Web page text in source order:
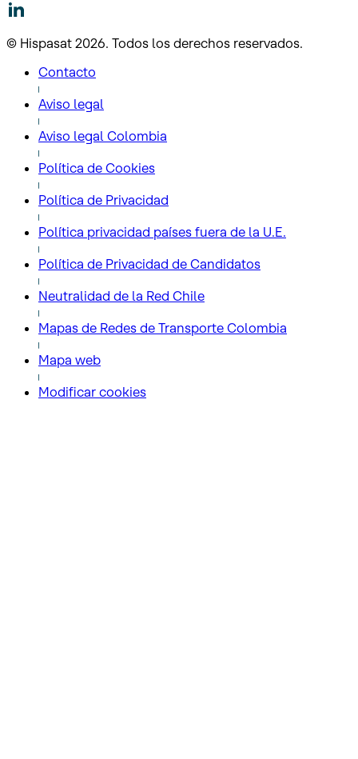
© Hispasat 2026. Todos los derechos reservados.
Contacto
Aviso legal
Aviso legal Colombia
Política de Cookies
Política de Privacidad
Política privacidad países fuera de la U.E.
Política de Privacidad de Candidatos
Neutralidad de la Red Chile
Mapas de Redes de Transporte Colombia
Mapa web
Modificar cookies